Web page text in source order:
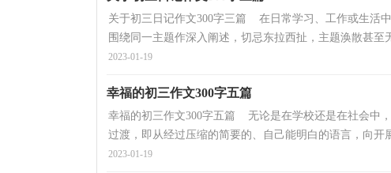
关于初三日记作文300字三篇 在日常学习、工作或生活
围绕同一主题作深入阐述，切忌东拉西扯，主题涣散甚至
2023-01-19
幸福的初三作文300字五篇
幸福的初三作文300字五篇 无论是在学校还是在社会中
过渡，即从经过压缩的简要的、自己能明白的语言，向开
2023-01-19